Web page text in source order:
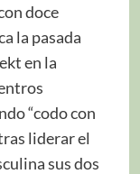
doce
la pasada
en la
“codo con
liderar el
sus dos